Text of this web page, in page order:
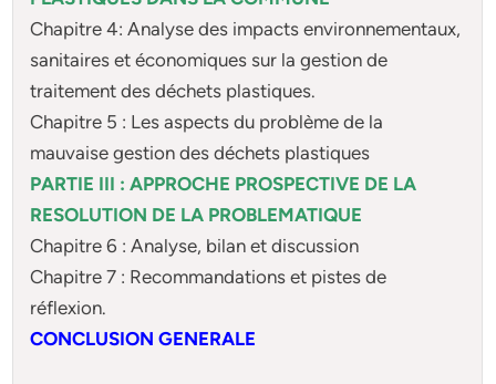
Chapitre 4: Analyse des impacts environnementaux,
sanitaires et économiques sur la gestion de
traitement des déchets plastiques.
Chapitre 5 : Les aspects du problème de la
mauvaise gestion des déchets plastiques
PARTIE III : APPROCHE PROSPECTIVE DE LA
RESOLUTION DE LA PROBLEMATIQUE
Chapitre 6 : Analyse, bilan et discussion
Chapitre 7 : Recommandations et pistes de
réflexion.
CONCLUSION GENERALE